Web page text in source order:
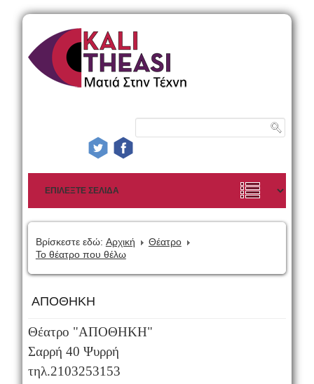
Βρίσκεστε εδώ: Αρχική
Θέατρο
Το θέατρο που θέλω
ΑΠΟΘΗΚΗ
Θέατρο "ΑΠΟΘΗΚΗ"
Σαρρή 40 Ψυρρή
τηλ.2103253153